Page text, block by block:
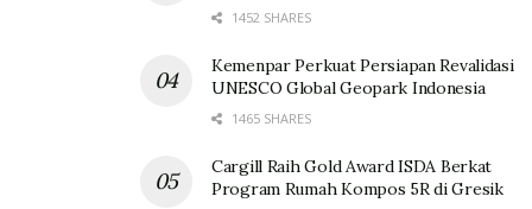
1452 SHARES
Kemenpar Perkuat Persiapan Revalidasi
UNESCO Global Geopark Indonesia
1465 SHARES
Cargill Raih Gold Award ISDA Berkat
Program Rumah Kompos 5R di Gresik